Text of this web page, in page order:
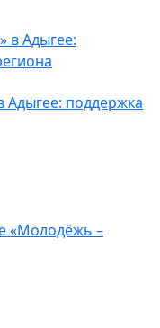
поддержка
«Молодёжь –